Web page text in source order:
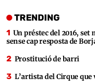
TRENDING
Un préstec del 2016,
sense cap resposta de
Prostitució de barri
L’artista del Cirque